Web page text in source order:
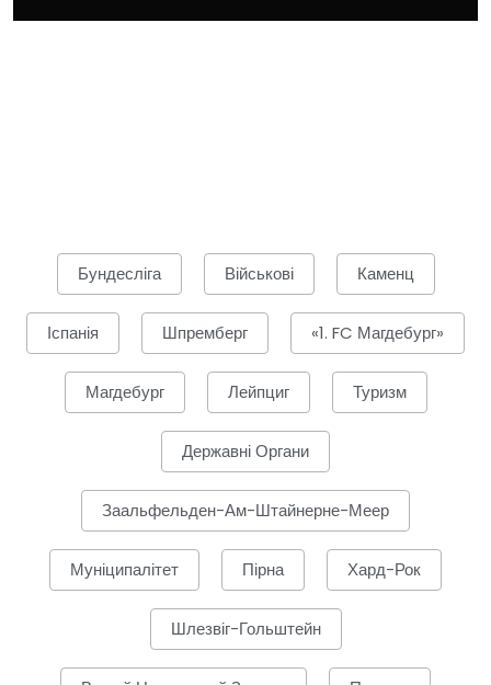
Бундесліга Військові Каменц
Іспанія Шпремберг «1. FC Магдебург»
Магдебург Лейпциг Туризм
Державні Органи
Заальфельден-Ам-Штайнерне-Меер
Муніципалітет Пірна Хард-Рок
Шлезвіг-Гольштейн